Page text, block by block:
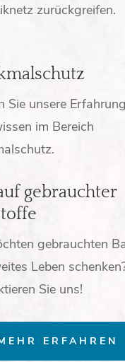
zurückgreifen.
Sie unsere
im Bereich
gebrauchter
gebrauchten
Leben
Sie uns!
ERFAHREN